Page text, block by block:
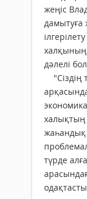
жеңіс
дамытуға
дәлелі
"Сіздің
халықтың
жаһандық
түрде